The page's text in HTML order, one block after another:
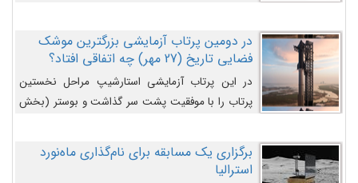
در دومین پرتاب آزمایشی بزرگترین موشک
فضایی تاریخ (27 مهر‌) چه اتفاقی افتاد؟
در این پرتاب آزمایشی استارشیپ مراحل نخستین
پرتاب را با موفقیت پشت سر گذاشت و بوستر (بخش
را وارد مسیر از پیش تعیین‌شده کند و سپس با یک
مکانیزم جدید با موفقیت از آن جدا شود. ‌
برگزاری یک مسابقه برای نام‌گذاری ماه‌نورد
استرالیا